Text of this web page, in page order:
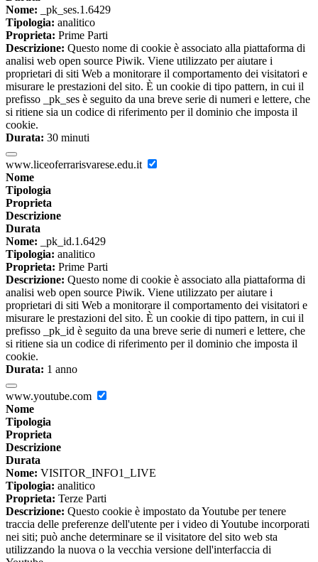
Nome: _pk_ses.1.6429
Tipologia: analitico
Proprieta: Prime Parti
Descrizione: Questo nome di cookie è associato alla piattaforma di
analisi web open source Piwik. Viene utilizzato per aiutare i
proprietari di siti Web a monitorare il comportamento dei visitatori e
misurare le prestazioni del sito. È un cookie di tipo pattern, in cui il
prefisso _pk_ses è seguito da una breve serie di numeri e lettere, che
si ritiene sia un codice di riferimento per il dominio che imposta il
cookie.
Durata: 30 minuti
www.liceoferrarisvarese.edu.it
Nome
Tipologia
Proprieta
Descrizione
Durata
Nome: _pk_id.1.6429
Tipologia: analitico
Proprieta: Prime Parti
Descrizione: Questo nome di cookie è associato alla piattaforma di
analisi web open source Piwik. Viene utilizzato per aiutare i
proprietari di siti Web a monitorare il comportamento dei visitatori e
misurare le prestazioni del sito. È un cookie di tipo pattern, in cui il
prefisso _pk_id è seguito da una breve serie di numeri e lettere, che
si ritiene sia un codice di riferimento per il dominio che imposta il
cookie.
Durata: 1 anno
www.youtube.com
Nome
Tipologia
Proprieta
Descrizione
Durata
Nome: VISITOR_INFO1_LIVE
Tipologia: analitico
Proprieta: Terze Parti
Descrizione: Questo cookie è impostato da Youtube per tenere
traccia delle preferenze dell'utente per i video di Youtube incorporati
nei siti; può anche determinare se il visitatore del sito web sta
utilizzando la nuova o la vecchia versione dell'interfaccia di